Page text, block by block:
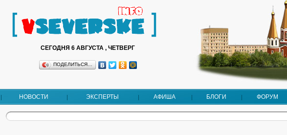
СЕГОДНЯ 6 АВГУСТА , ЧЕТВЕРГ
ПОДЕЛИТЬСЯ…
НОВОСТИ ЭКСПЕРТЫ АФИША БЛОГИ ФОРУМ